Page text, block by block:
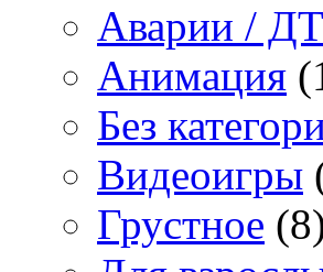
Аварии /
Анимация
Без
Видеоигры
Грустное